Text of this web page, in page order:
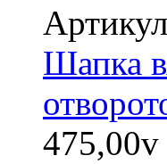
Шапка
475,00v